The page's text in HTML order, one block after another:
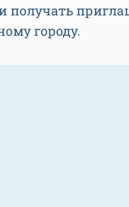
получать
городу.